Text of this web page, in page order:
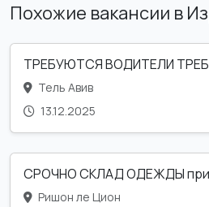
Похожие вакансии в
ТРЕБУЮТСЯ ВОДИТЕЛИ
Тель Авив
13.12.2025
СРОЧНО СКЛАД ОДЕЖДЫ
Ришон ле Цион